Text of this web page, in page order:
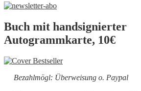
Buch mit handsignierter
Autogrammkarte, 10€
Bezahlmögl: Überweisung o. Paypal